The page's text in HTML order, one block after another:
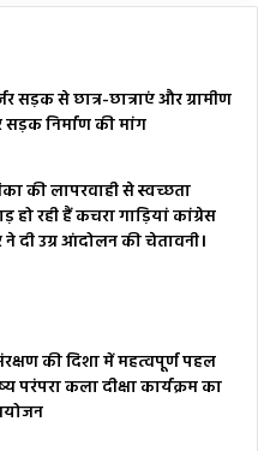
सड़क से छात्र-छात्राएं और ग्रामीण
सड़क निर्माण की मांग
की लापरवाही से स्वच्छता
हो रही हैं कचरा गाड़ियां कांग्रेस
दी उग्र आंदोलन की चेतावनी।
की दिशा में महत्वपूर्ण पहल
कला दीक्षा कार्यक्रम का